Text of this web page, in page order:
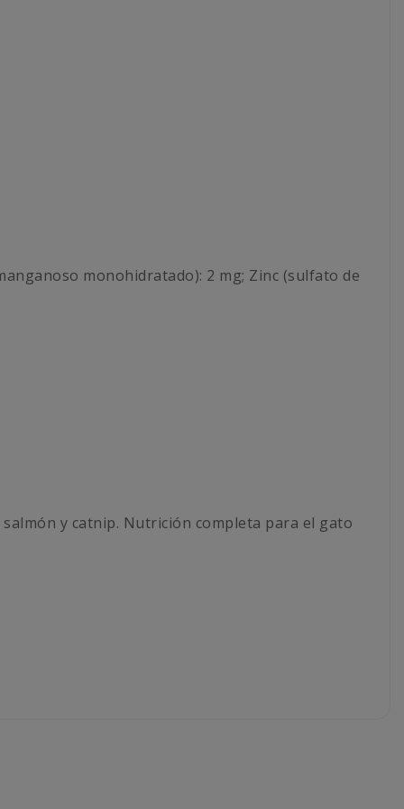
monohidratado): 2 mg; Zinc (sulfato de
y catnip. Nutrición completa para el gato